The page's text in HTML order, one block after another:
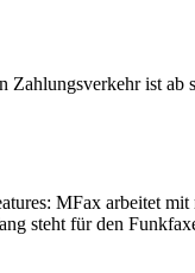
ist ab
MFax arbeitet
steht für den